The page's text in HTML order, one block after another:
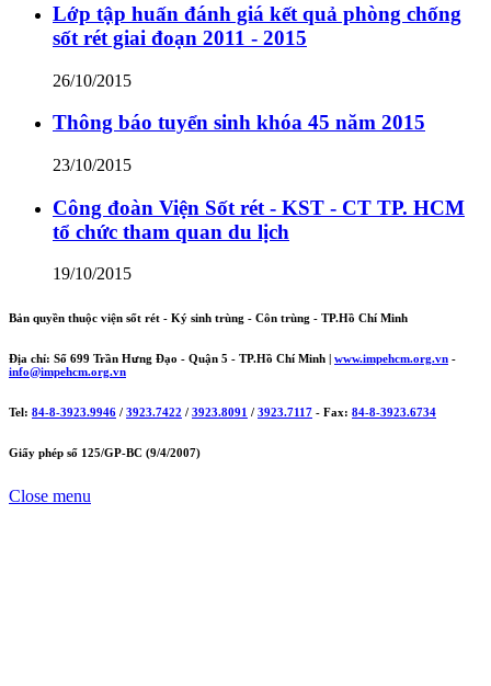
Lớp tập huấn đánh giá kết quả phòng chống
sốt rét giai đoạn 2011 - 2015
26/10/2015
Thông báo tuyển sinh khóa 45 năm 2015
23/10/2015
Công đoàn Viện Sốt rét - KST - CT TP. HCM
tổ chức tham quan du lịch
19/10/2015
Bản quyền thuộc viện sốt rét - Ký sinh trùng - Côn trùng - TP.Hồ Chí Minh
Địa chỉ: Số 699 Trần Hưng Đạo - Quận 5 - TP.Hồ Chí Minh | www.impehcm.org.vn -
info@impehcm.org.vn
Tel: 84-8-3923.9946 / 3923.7422 / 3923.8091 / 3923.7117 - Fax: 84-8-3923.6734
Giấy phép số 125/GP-BC (9/4/2007)
Close menu